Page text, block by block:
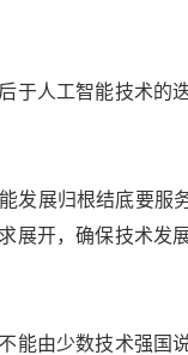
人工智能技术的
展归根结底要服
展开，确保技术
由少数技术强国